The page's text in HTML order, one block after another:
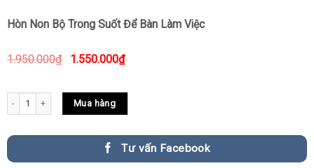
Hòn Non Bộ Trong Suốt Để Bàn Làm Việc
1.950.000₫ 1.550.000₫
Hòn Non Bộ Trong Suốt Để Bàn Làm Việc quantity
Mua hàng
Tư vấn Facebook